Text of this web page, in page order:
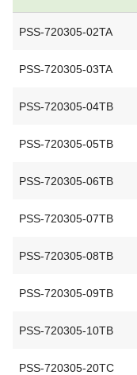
PSS-720305-02TA
PSS-720305-03TA
PSS-720305-04TB
PSS-720305-05TB
PSS-720305-06TB
PSS-720305-07TB
PSS-720305-08TB
PSS-720305-09TB
PSS-720305-10TB
PSS-720305-20TC